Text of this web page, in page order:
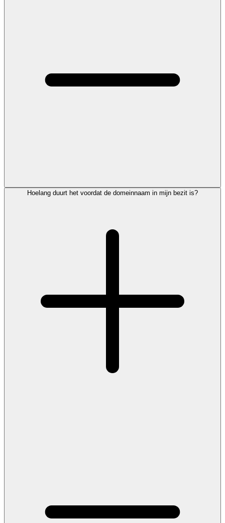
Hoelang duurt het voordat de domeinnaam in mijn bezit is?